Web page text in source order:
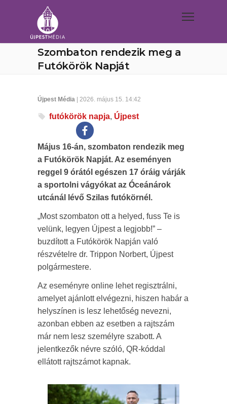
Szombaton rendezik meg a
Futókörök Napját
Újpest Média | 2026. május 15. 14:42
futókörök napja, Újpest
Május 16-án, szombaton rendezik meg
a Futókörök Napját. Az eseményen
reggel 9 órától egészen 17 óráig várják
a sportolni vágyókat az Óceánárok
utcánál lévő Szilas futókörnél.
„Most szombaton ott a helyed, fuss Te is
velünk, legyen Újpest a legjobb!” –
buzdított a Futókörök Napján való
részvételre dr. Trippon Norbert, Újpest
polgármestere.
Az eseményre online lehet regisztrálni,
amelyet ajánlott elvégezni, hiszen habár a
helyszínen is lesz lehetőség nevezni,
azonban ebben az esetben a rajtszám
már nem lesz személyre szabott. A
jelentkezők névre szóló, QR-kóddal
ellátott rajtszámot kapnak.